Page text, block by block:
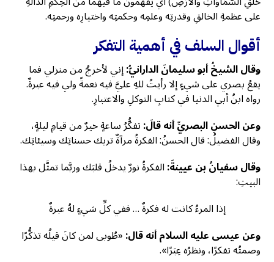
على عظمةِ الخالقِ وقدرتِه وعلمِه وحكمتِه واختيارِه ورحمتِه.
أقوال السلف في أهمية التفكر
وقال الشيخُ أبو سليمانَ الدارانيُّ:إني لأخرجُ من منزلي فما
يقعُ بصري على شيءٍ إلا رأيتُ للهِ عليَّ فيه نعمةً ولي فيه عبرةٌ.
رواه ابنُ أبي الدنيا في كتابِ التوكلِ والاعتبارِ.
وعن الحسنِ البصريِّ أنه قالَ:تفكُّرُ ساعةٍ خيرٌ من قيامِ ليلةٍ،
وقال الفضيلُ: قال الحسنُ: الفكرةُ مرآةٌ تريك حسناتِك وسيئاتِك.
وقال سفيانُ بن عيينةَ:الفكرةُ نورٌ يدخلُ قلبَك وربَّما تمثَّل بهذا
البيتِ:
إذا المرءُ كانت له فكرةٌ … ففي كلِّ شيءٍ لهُ عبرةٌ
وعن عيسى عليه السلام أنه قال:«طُوبى لمن كانَ قيلُه تذكُّرًا
وصمتُه تفكرًا، ونظرُه عِبَرًا».